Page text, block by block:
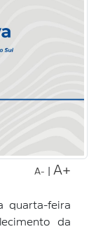
A- A+
quarta-feira
da